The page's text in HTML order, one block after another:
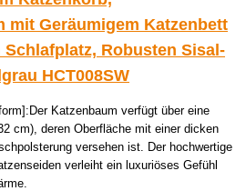
mit Geräumigem Katzenbett
Schlafplatz, Robusten Sisal-
HCT008SW
Katzenbaum verfügt über eine
cm), deren Oberfläche mit einer dicken
versehen ist. Der hochwertige
verleiht ein luxuriöses Gefühl